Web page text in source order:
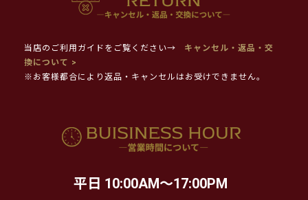
当店のご利用ガイドをご覧ください→
キャンセル・返品・交
換について >
※お客様都合により返品・キャンセルはお受けできません。
平日 10:00AM～17:00PM